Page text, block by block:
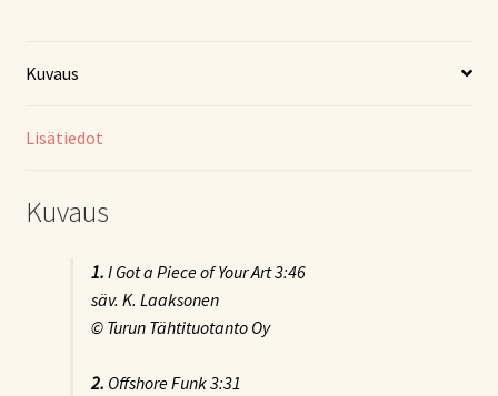
Kuvaus
Lisätiedot
Kuvaus
1. I Got a Piece of Your Art3:46
säv. K. Laaksonen
© Turun Tähtituotanto Oy
2. Offshore Funk3:31